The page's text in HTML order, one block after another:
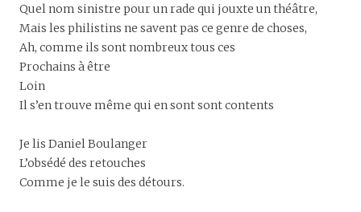
Quel nom sinistre pour un rade qui jouxte un théâtre,
Mais les philistins ne savent pas ce genre de choses,
Ah, comme ils sont nombreux tous ces
Prochains à être
Loin
Il s’en trouve même qui en sont sont contents
Je lis Daniel Boulanger
L’obsédé des retouches
Comme je le suis des détours.